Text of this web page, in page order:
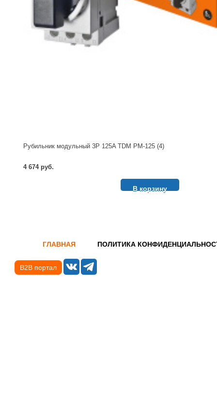
Рубильник модульный 3P 125A TDM РМ-125 (4)
4 674 руб.
В корзину
ГЛАВНАЯ ПОЛИТИКА
B2B портал